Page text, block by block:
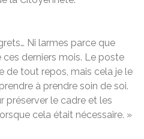
Ni larmes parce que
ces derniers mois. Le poste
de tout repos, mais cela je le
à prendre soin de soi.
préserver le cadre et les
cela était nécessaire. »